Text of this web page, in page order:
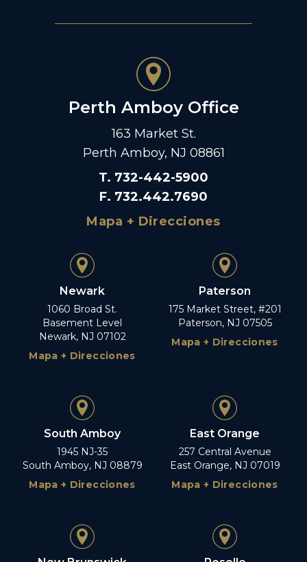
Perth Amboy Office
163 Market St.
Perth Amboy, NJ 08861
T. 732-442-5900
F. 732.442.7690
Mapa + Direcciones
Newark
1060 Broad St.
Basement Level
Newark, NJ 07102
Mapa + Direcciones
Paterson
175 Market Street, #201
Paterson, NJ 07505
Mapa + Direcciones
South Amboy
1945 NJ-35
South Amboy, NJ 08879
Mapa + Direcciones
East Orange
257 Central Avenue
East Orange, NJ 07019
Mapa + Direcciones